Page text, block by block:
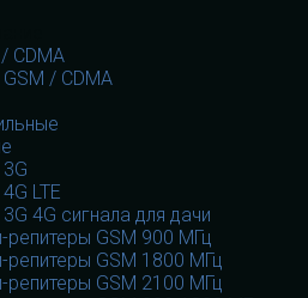
CDMA
/ CDMA
LTE
4G сигнала для дачи
репитеры GSM 900 МГц
репитеры GSM 1800 МГц
репитеры GSM 2100 МГц